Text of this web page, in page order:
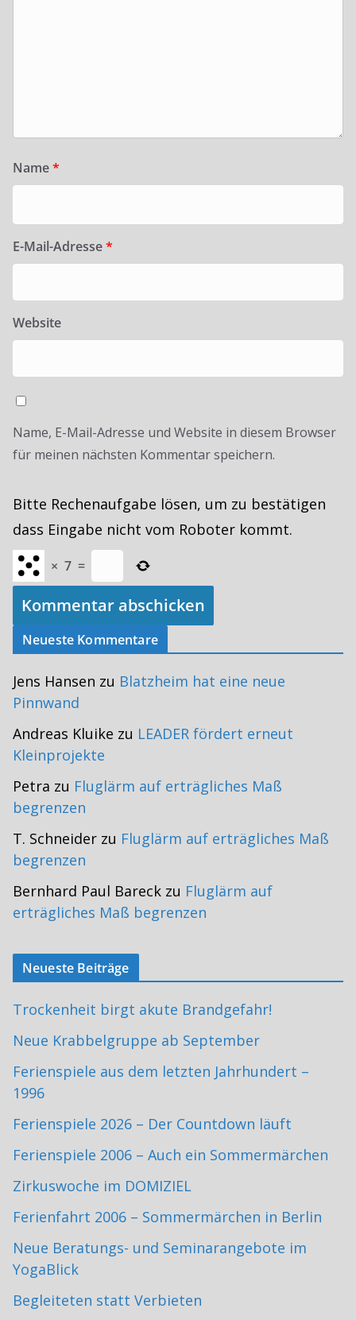
Name*
E-Mail-Adresse*
Website
Name, E-Mail-Adresse und Website in diesem Browser
für meinen nächsten Kommentar speichern.
Bitte Rechenaufgabe lösen, um zu bestätigen
dass Eingabe nicht vom Roboter kommt.
× 7 =
Neueste Kommentare
Jens Hansen zu Blatzheim hat eine neue
Pinnwand
Andreas Kluike zu LEADER fördert erneut
Kleinprojekte
Petra zu Fluglärm auf erträgliches Maß
begrenzen
T. Schneider zu Fluglärm auf erträgliches Maß
begrenzen
Bernhard Paul Bareck zu Fluglärm auf
erträgliches Maß begrenzen
Neueste Beiträge
Trockenheit birgt akute Brandgefahr!
Neue Krabbelgruppe ab September
Ferienspiele aus dem letzten Jahrhundert –
1996
Ferienspiele 2026 – Der Countdown läuft
Ferienspiele 2006 – Auch ein Sommermärchen
Zirkuswoche im DOMIZIEL
Ferienfahrt 2006 – Sommermärchen in Berlin
Neue Beratungs- und Seminarangebote im
YogaBlick
Begleiteten statt Verbieten